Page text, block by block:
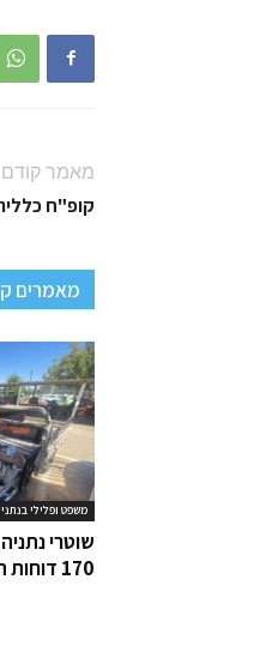
מאמר קודם
קופ"ח
מאמרים
משפט ופלילי
שוטרי
170 דוחות תנועה